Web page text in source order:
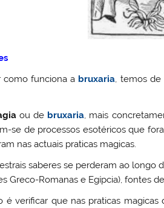
como funciona a bruxaria, temos de
ou de bruxaria, mais
se de processos esotéricos que
nas actuais praticas magicas.
saberes se perderam ao longo
Greco-Romanas e Egípcia), fontes
é verificar que nas praticas magicas